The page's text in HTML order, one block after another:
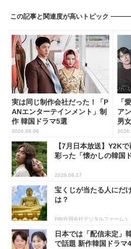
この記事と関連度が高いトピック
実は同じ制作会社だった！「P
ANエンターテインメント」制
作 韓国ドラマ5選
2026.08.06
「
ア
男
【7月日本放送】Y2K
彩った「懐かしの韓国
2026.06.17
宝くじが当たる人にだ
は？
PR(合同会社デジタルファーム )
日本では「配信未定」
で話題 新作韓国ドラマ